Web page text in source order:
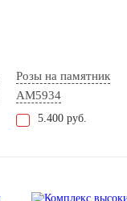
Розы на памятник
AM5934
5.400 руб.